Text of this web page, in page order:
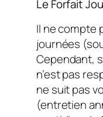
Le Forfait
Il ne compte
journées
Cependant,
n’est pas
ne suit pas
(entretien